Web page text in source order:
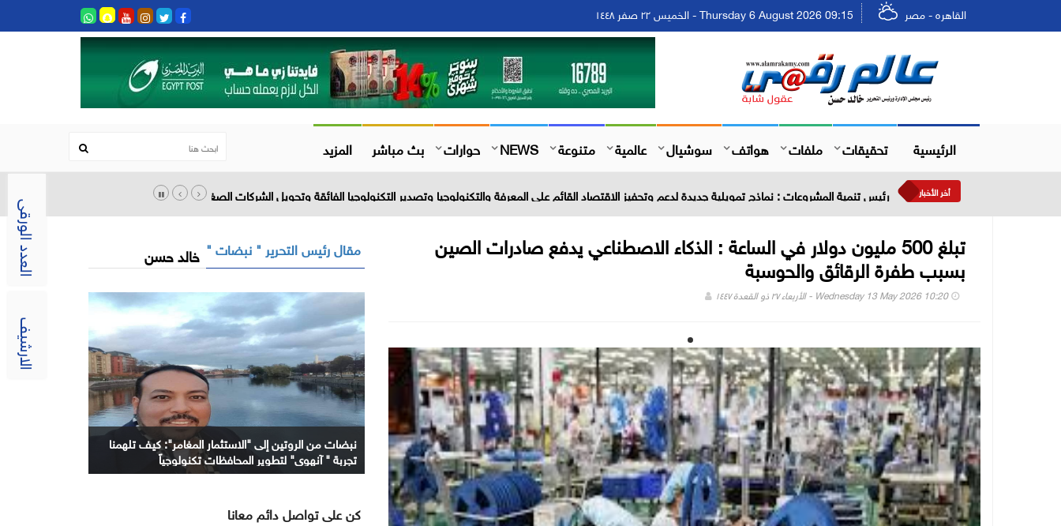
العدد الورقى
الارشيف
القاهره - مصر Thursday 6 August 2026 09:15 - الخميس ٢٢ صفر ١٤٤٨
الرئيسية تحقيقات ملفات هواتف سوشيال عالمية متنوعة NEWS حوارات بث مباشر المزيد
أخر الأخبار المدعومة ب " AI " : سامسونج تطلق أحدث شاشات العرض الذكية في السوق المصري
تبلغ 500 مليون دولار في الساعة : الذكاء الاصطناعي يدفع صادرات الصين
بسبب طفرة الرقائق والحوسبة
Wednesday 13 May 2026 10:20 - الأربعاء ٢٧ ذو القعدة ١٤٤٧
مقال رئيس التحرير " نبضات " خالد حسن
نبضات من الروتين إلى "الاستثمار المغامر": كيف تلهمنا
تجربة " آنهوي" لتطوير المحافظات تكنولوجياً
كن على تواصل دائم معانا